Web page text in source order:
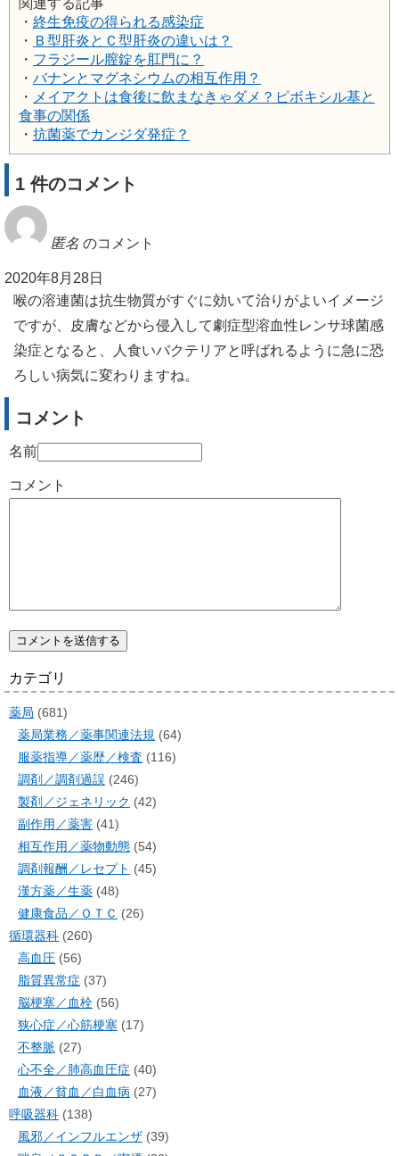
・ 終生免疫の得られる感染症
・ Ｂ型肝炎とＣ型肝炎の違いは？
・ フラジール膣錠を肛門に？
・ バナンとマグネシウムの相互作用？
・ メイアクトは食後に飲まなきゃダメ？ピボキシル基と
食事の関係
・ 抗菌薬でカンジダ発症？
1 件のコメント
匿名 のコメント
2020年8月28日
喉の溶連菌は抗生物質がすぐに効いて治りがよいイメージ
ですが、皮膚などから侵入して劇症型溶血性レンサ球菌感
染症となると、人食いバクテリアと呼ばれるように急に恐
ろしい病気に変わりますね。
コメント
名前
コメント
カテゴリ
薬局 (681)
薬局業務／薬事関連法規 (64)
服薬指導／薬歴／検査 (116)
調剤／調剤過誤 (246)
製剤／ジェネリック (42)
副作用／薬害 (41)
相互作用／薬物動態 (54)
調剤報酬／レセプト (45)
漢方薬／生薬 (48)
健康食品／ＯＴＣ (26)
循環器科 (260)
高血圧 (56)
脂質異常症 (37)
脳梗塞／血栓 (56)
狭心症／心筋梗塞 (17)
不整脈 (27)
心不全／肺高血圧症 (40)
血液／貧血／白血病 (27)
呼吸器科 (138)
風邪／インフルエンザ (39)